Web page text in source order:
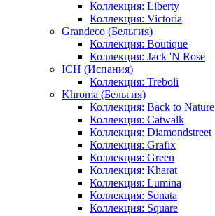
Коллекция: Liberty
Коллекция: Victoria
Grandeco (Бельгия)
Коллекция: Boutique
Коллекция: Jack 'N Rose
ICH (Испания)
Коллекция: Treboli
Khroma (Бельгия)
Коллекция: Back to Nature
Коллекция: Catwalk
Коллекция: Diamondstreet
Коллекция: Grafix
Коллекция: Green
Коллекция: Kharat
Коллекция: Lumina
Коллекция: Sonata
Коллекция: Square